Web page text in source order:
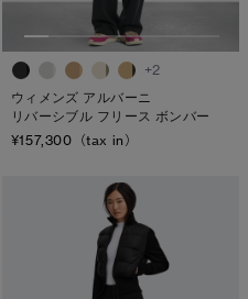
+2
ウィメンズ アルバーニ
リバーシブル フリース ボンバー
¥157,300（tax in）